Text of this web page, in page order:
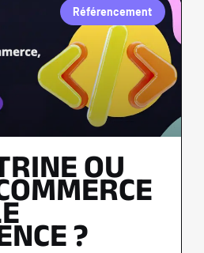
Référencement
OU
?